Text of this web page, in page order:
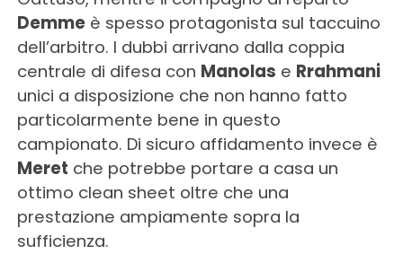
Demmeè spesso protagonista sul taccuino
dell’arbitro. I dubbi arrivano dalla coppia
centrale di difesa con Manolas e Rrahmani
unici a disposizione che non hanno fatto
particolarmente bene in questo
campionato. Di sicuro affidamento invece è
Meret che potrebbe portare a casa un
ottimo clean sheet oltre che una
prestazione ampiamente sopra la
sufficienza.